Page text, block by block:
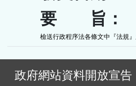
要 旨：
檢送行政程序法各條文中『法規
政府網站資料開放宣告